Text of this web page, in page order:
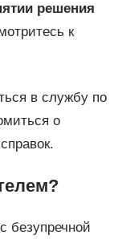
решения
к
в службу по
о
безупречной